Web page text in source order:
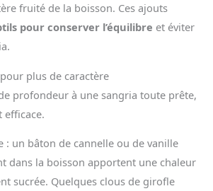
fruité de la boisson. Ces ajouts
pour conserver l’équilibre et éviter
plus de caractère
profondeur à une sangria toute prête,
efficace.
: un bâton de cannelle ou de vanille
dans la boisson apportent une chaleur
sucrée. Quelques clous de girofle